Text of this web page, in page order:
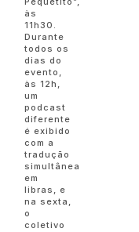
às
11h30.
Durante
todos os
dias do
evento,
às 12h,
um
podcast
diferente
é exibido
com a
tradução
simultânea
em
libras, e
na sexta,
o
coletivo